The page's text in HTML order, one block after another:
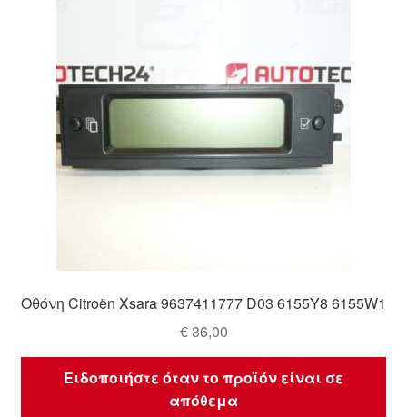
Οθόνη Citroën Xsara 9637411777 D03 6155Y8 6155W1
€36,00
Ειδοποιήστε όταν το προϊόν είναι σε
απόθεμα